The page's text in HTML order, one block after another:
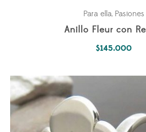
Para ella, Pasiones
Anillo Fleur con
$145.000